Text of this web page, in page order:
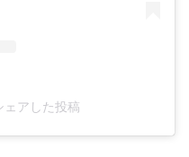
アした投稿